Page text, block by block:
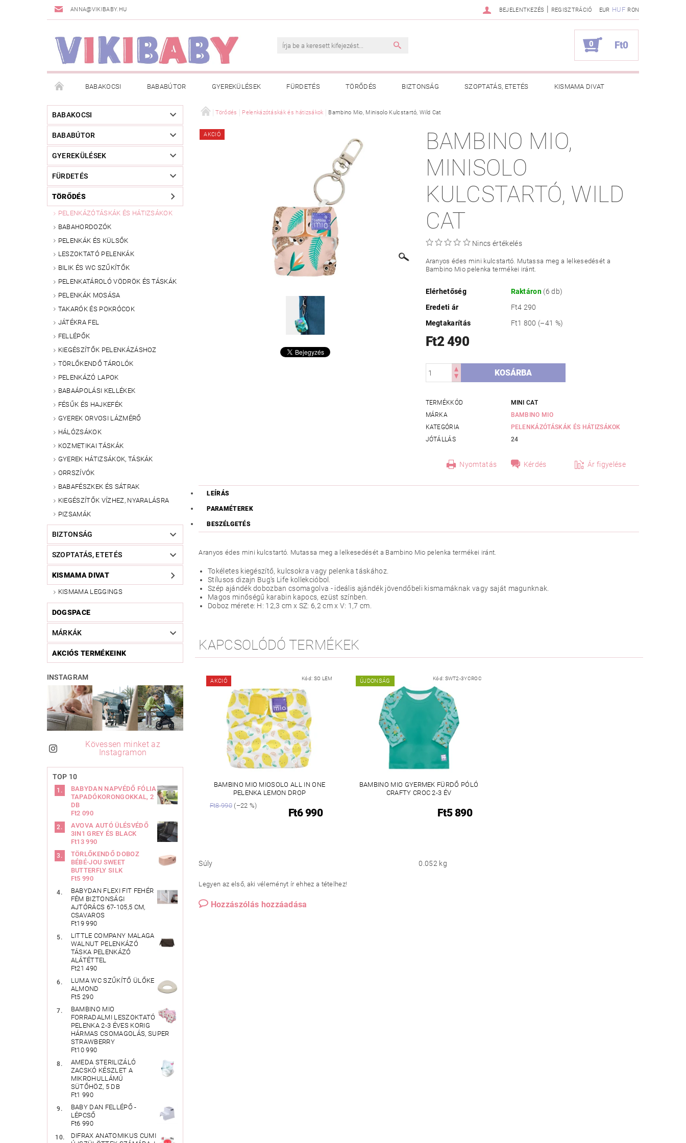
ANNA@VIKIBABY.HU EUR HUF RON
BEJELENTKEZÉS | REGISZTRÁCIÓ
0 Ft0
BABAKOCSI BABABÚTOR GYEREKÜLÉSEK FÜRDETÉS TÖRŐDÉS BIZTONSÁG SZOPTATÁS, ETETÉS KISMAMA DIVAT
DOGSPACE AKCIÓS TERMÉKEINK VÁSÁRLÁSI FELTÉTELEK ADATKEZELÉSI TÁJÉKOZTATÓ
TÖRZSVÁSÁRLÓI PROGRAM RÓLUNK A MEGFELELŐ MÉRET MEGÁLLAPÍTÁSA HASZNOS TANÁCSOK RENDELÉSEM
BABAKOCSI
BABABÚTOR
GYEREKÜLÉSEK
FÜRDETÉS
TÖRŐDÉS
PELENKÁZÓTÁSKÁK ÉS HÁTIZSÁKOK
BABAHORDOZÓK
PELENKÁK ÉS KÜLSŐK
LESZOKTATÓ PELENKÁK
BILIK ÉS WC SZŰKÍTŐK
PELENKATÁROLÓ VÖDRÖK ÉS TÁSKÁK
PELENKÁK MOSÁSA
TAKARÓK ÉS POKRÓCOK
JÁTÉKRA FEL
FELLÉPŐK
KIEGÉSZÍTŐK PELENKÁZÁSHOZ
TÖRLŐKENDŐ TÁROLÓK
PELENKÁZÓ LAPOK
BABAÁPOLÁSI KELLÉKEK
FÉSŰK ÉS HAJKEFÉK
GYEREK ORVOSI LÁZMÉRŐ
HÁLÓZSÁKOK
KOZMETIKAI TÁSKÁK
GYEREK HÁTIZSÁKOK, TÁSKÁK
ORRSZÍVÓK
BABAFÉSZKEK ÉS SÁTRAK
KIEGÉSZÍTŐK VÍZHEZ, NYARALÁSRA
PIZSAMÁK
BIZTONSÁG
SZOPTATÁS, ETETÉS
KISMAMA DIVAT
KISMAMA LEGGINGS
DOGSPACE
MÁRKÁK
AKCIÓS TERMÉKEINK
INSTAGRAM
Kövessen minket az
Instagramon
TOP 10
BABYDAN NAPVÉDŐ FÓLIA
TAPADÓKORONGOKKAL, 2
DB
Ft2 090
AVOVA AUTÓ ÜLÉSVÉDŐ
3IN1 GREY ÉS BLACK
Ft13 990
TÖRLŐKENDŐ DOBOZ
BÉBÉ-JOU SWEET
BUTTERFLY SILK
Ft5 990
BABYDAN FLEXI FIT FEHÉR
FÉM BIZTONSÁGI
AJTÓRÁCS 67-105,5 CM,
CSAVAROS
Ft19 990
LITTLE COMPANY MALAGA
WALNUT PELENKÁZÓ
TÁSKA PELENKÁZÓ
ALÁTÉTTEL
Ft21 490
LUMA WC SZŰKÍTŐ ÜLŐKE
ALMOND
Ft5 290
BAMBINO MIO
FORRADALMI LESZOKTATÓ
PELENKA 2-3 ÉVES KORIG
HÁRMAS CSOMAGOLÁS, SUPER
STRAWBERRY
Ft10 990
AMEDA STERILIZÁLÓ
ZACSKÓ KÉSZLET A
MIKROHULLÁMÚ
SÜTŐHÖZ, 5 DB
Ft1 990
BABY DAN FELLÉPŐ -
LÉPCSŐ
Ft6 990
DIFRAX ANATOMIKUS CUMI
Törődés Pelenkázótáskák és hátizsákok Bambino Mio, Minisolo Kulcstartó, Wild Cat
AKCIÓ
BAMBINO MIO,
MINISOLO
KULCSTARTÓ, WILD
CAT
Nincs értékelés
Aranyos édes mini kulcstartó. Mutassa meg a lelkesedését a
Bambino Mio pelenka termékei iránt.
Elérhetőség Raktáron (6 db)
Eredeti ár
Ft4 290
Megtakarítás
Ft1 800 (–41 %)
Ft2 490
TERMÉKKÓD
MINI CAT
MÁRKA
BAMBINO MIO
KATEGÓRIA
PELENKÁZÓTÁSKÁK ÉS HÁTIZSÁKOK
JÓTÁLLÁS
24
Nyomtatás Kérdés Ár figyelése
LEÍRÁS
PARAMÉTEREK
BESZÉLGETÉS
Aranyos édes mini kulcstartó. Mutassa meg a lelkesedését a Bambino Mio pelenka termékei iránt.
Tokéletes kiegészítő, kulcsokra vagy pelenka táskához.
Stílusos dizajn Bug's Life kollekcióbol.
Szép ajándék dobozban csomagolva - ideális ajándék jövendőbeli kismamáknak vagy saját magunknak.
Magos minőségű karabin kapocs, ezüst színben.
Doboz mérete: H: 12,3 cm x SZ: 6,2 cm x V: 1,7 cm.
KAPCSOLÓDÓ TERMÉKEK
AKCIÓ Kód: SO LEM
BAMBINO MIO MIOSOLO ALL IN ONE
PELENKA LEMON DROP
Ft8 990 (–22 %)
Ft6 990
ÚJDONSÁG Kód: SWT2-3YCROC
BAMBINO MIO GYERMEK FÜRDŐ PÓLÓ
CRAFTY CROC 2-3 ÉV
Ft5 890
Súly 0.052 kg
Legyen az első, aki véleményt ír ehhez a tételhez!
Hozzászólás hozzáadása